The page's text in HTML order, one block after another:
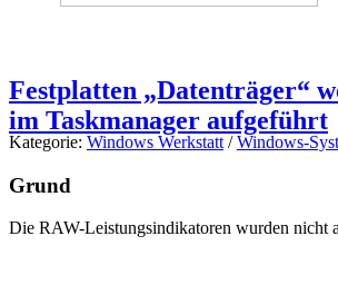
Festplatten „Datenträger“
im Taskmanager aufgeführt
Kategorie: Windows Werkstatt /Windows-
Grund
Die RAW-Leistungsindikatoren wurden nicht